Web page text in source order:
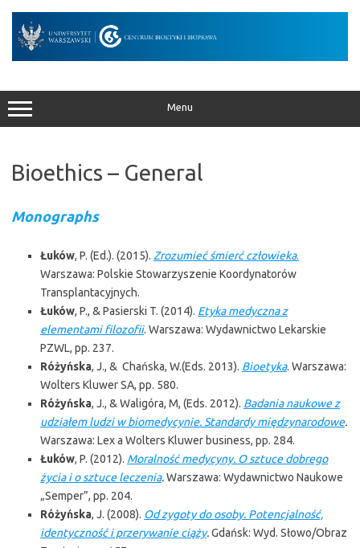
content
Menu
Bioethics – General
Monographs
Łuków, P. (Ed.). (2015). Zrozumieć śmierć człowieka.
Warszawa: Polskie Stowarzyszenie Koordynatorów
Transplantacyjnych.
Łuków, P., & Pasierski T. (2014). Etyka medyczna z
elementami filozofii. Warszawa: Wydawnictwo Lekarskie
PZWL, pp. 237.
Różyńska, J., & Chańska, W.(Eds. 2013). Bioetyka. Warszawa:
Wolters Kluwer SA, pp. 580.
Różyńska, J., & Waligóra, M, (Eds. 2012). Badania naukowe z
udziałem ludzi w biomedycynie. Standardy międzynarodowe.
Warszawa: Lex a Wolters Kluwer business, pp. 284.
Łuków, P. (2012). Moralność medycyny. O sztuce dobrego
życia i o sztuce leczenia.Warszawa: Wydawnictwo Naukowe
„Semper”, pp. 204.
Różyńska, J. (2008). Od zygoty do osoby. Potencjalność,
identyczność i przerywanie ciąży.Gdańsk: Wyd. Słowo/Obraz